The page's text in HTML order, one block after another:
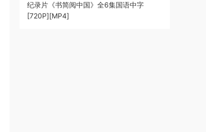
纪录片《书简阅中国》全6集国语中字
[720P][MP4]